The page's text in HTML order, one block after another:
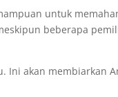
untuk
beberapa
akan membiarkan